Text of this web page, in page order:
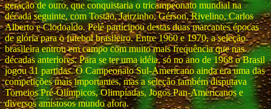
geração de ouro, que conquistaria o tricampeonato mundial na
década seguinte, com Tostão, Jairzinho, Gérson, Rivelino, Carlos
Alberto e Clodoaldo. Pelé participou destas duas marcantes épocas
de glória para o futebol brasileiro. Entre 1960 e 1970, a seleção
brasileira entrou em campo com muito mais frequência que nas
décadas anteriores. Para se ter uma idéia, só no ano de 1968 o Brasil
jogou 31 partidas. O Campeonato Sul-Americano ainda era uma das
competições mais importantes, mas a seleção também disputava
Torneios Pré-Olímpicos, Olimpíadas, Jogos Pan-Americanos e
diversos amistosos mundo afora.